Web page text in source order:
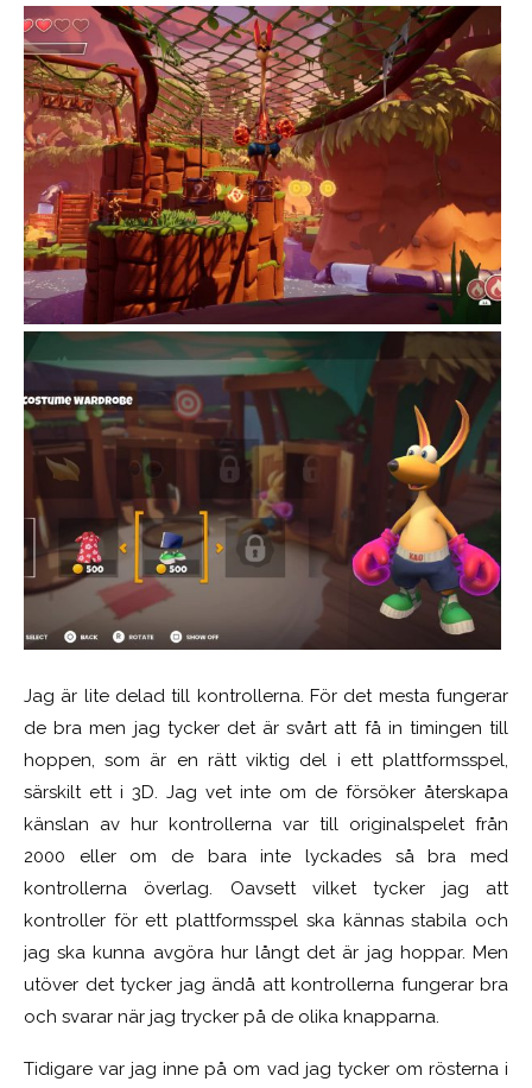
Jag är lite delad till kontrollerna. För det mesta fungerar
de bra men jag tycker det är svårt att få in timingen till
hoppen, som är en rätt viktig del i ett plattformsspel,
särskilt ett i 3D. Jag vet inte om de försöker återskapa
känslan av hur kontrollerna var till originalspelet från
2000 eller om de bara inte lyckades så bra med
kontrollerna överlag. Oavsett vilket tycker jag att
kontroller för ett plattformsspel ska kännas stabila och
jag ska kunna avgöra hur långt det är jag hoppar. Men
utöver det tycker jag ändå att kontrollerna fungerar bra
och svarar när jag trycker på de olika knapparna.
Tidigare var jag inne på om vad jag tycker om rösterna i